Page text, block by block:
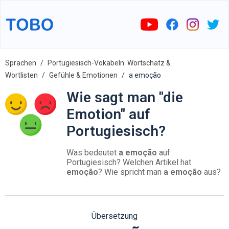
Sprachen
Portugiesisch-Vokabeln: Wortschatz &
Wortlisten
Gefühle & Emotionen a emoção
Wie sagt man "die
Emotion" auf
Portugiesisch?
Was bedeutet a emoção auf
Portugiesisch? Welchen Artikel hat
emoção? Wie spricht man a emoção aus?
Übersetzung